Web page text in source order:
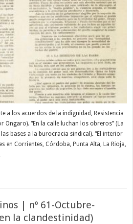
a los acuerdos de la indignidad, Resistencia
“En la calle luchan los obreros” (La
bases a la burocracia sindical). “El interior
en Corrientes, Córdoba, Punta Alta, La Rioja,
| nº 61-Octubre-
la clandestinidad)